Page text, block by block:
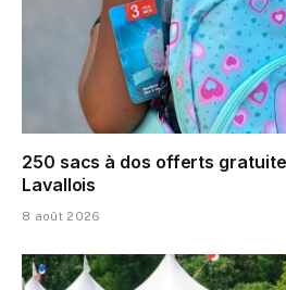
250 sacs à dos offerts
Lavallois
8 août 2026